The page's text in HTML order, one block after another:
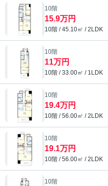
10階
15.9万円
10階 / 45.10㎡ / 2LDK
10階
11万円
10階 / 33.00㎡ / 1LDK
10階
19.4万円
10階 / 56.00㎡ / 2LDK
10階
19.1万円
10階 / 56.00㎡ / 2LDK
10階